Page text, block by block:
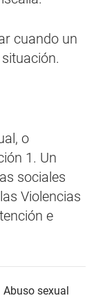
cuando un
o
1. Un
sociales
Violencias
e
Abuso sexual